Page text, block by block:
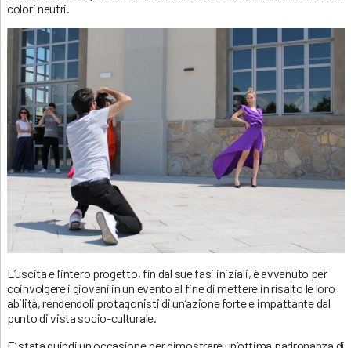
colori neutri.
L’uscita e l’intero progetto, fin dal sue fasi iniziali, è avvenuto per
coinvolgere i giovani in un evento al fine di mettere in risalto le loro
abilità, rendendoli protagonisti di un’azione forte e impattante dal
punto di vista socio-culturale.